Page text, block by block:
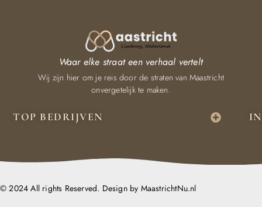
TOP BEDRIJVEN
Waar elke straat een verhaal vertelt
Wij zijn hier om je reis door de straten van Maastricht
onvergetelijk te maken.
© 2024 All rights Reserved. Design by MaastrichtNu.nl